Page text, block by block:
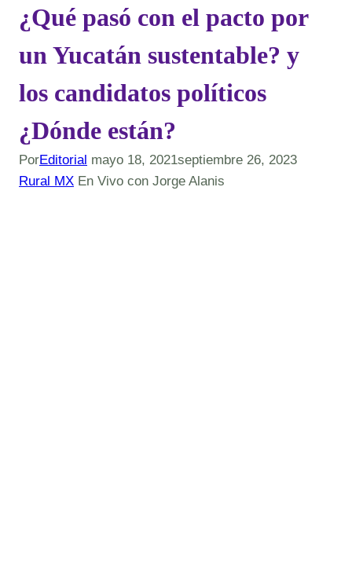
¿Qué pasó con el pacto por
un Yucatán sustentable? y
los candidatos políticos
¿Dónde están?
PorEditorial mayo 18, 2021septiembre 26, 2023
Rural MX En Vivo con Jorge Alanis